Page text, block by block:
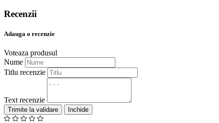
Recenzii
Adauga o recenzie
Voteaza produsul
Nume
Titlu recenzie
Text recenzie
Inchide